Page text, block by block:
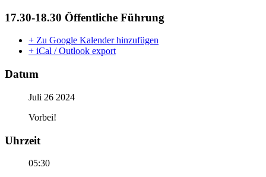
17.30-18.30 Öffentliche Führung
+ Zu Google Kalender hinzufügen
+ iCal / Outlook export
Datum
Juli 26 2024
Vorbei!
Uhrzeit
05:30